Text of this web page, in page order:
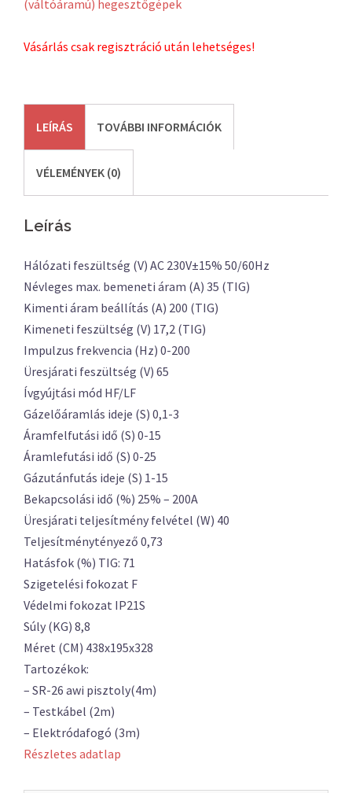
(váltóáramú) hegesztőgépek
Vásárlás csak regisztráció után lehetséges!
LEÍRÁS TOVÁBBI INFORMÁCIÓK
VÉLEMÉNYEK (0)
Leírás
Hálózati feszültség (V) AC 230V±15% 50/60Hz
Névleges max. bemeneti áram (A) 35 (TIG)
Kimenti áram beállítás (A) 200 (TIG)
Kimeneti feszültség (V) 17,2 (TIG)
Impulzus frekvencia (Hz) 0-200
Üresjárati feszültség (V) 65
Ívgyújtási mód HF/LF
Gázelőáramlás ideje (S) 0,1-3
Áramfelfutási idő (S) 0-15
Áramlefutási idő (S) 0-25
Gázutánfutás ideje (S) 1-15
Bekapcsolási idő (%) 25% – 200A
Üresjárati teljesítmény felvétel (W) 40
Teljesítménytényező 0,73
Hatásfok (%) TIG: 71
Szigetelési fokozat F
Védelmi fokozat IP21S
Súly (KG) 8,8
Méret (CM) 438x195x328
Tartozékok:
– SR-26 awi pisztoly(4m)
– Testkábel (2m)
– Elektródafogó (3m)
Részletes adatlap